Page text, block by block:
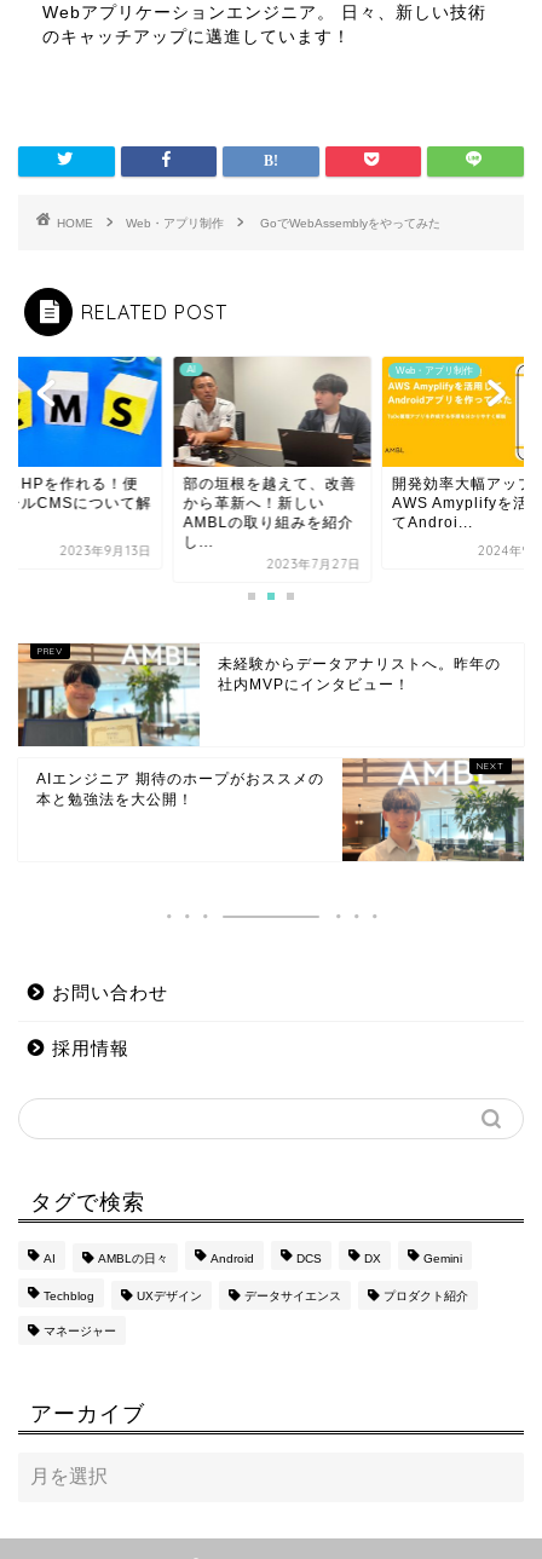
Webアプリケーションエンジニア。 日々、新しい技術
のキャッチアップに邁進しています！
HOME Web・アプリ制作 GoでWebAssemblyをやってみた
RELATED POST
もHPを作れる！便
ールCMSについて解
2023年9月13日
AI
部の垣根を越えて、改善
から革新へ！新しい
AMBLの取り組みを紹介
し...
2023年7月27日
Web・アプリ制作
開発効率大幅アップ
AWS Amyplifyを活
てAndroi...
2024年9
未経験からデータアナリストへ。昨年の
社内MVPにインタビュー！
AIエンジニア 期待のホープがおススメの
本と勉強法を大公開！
お問い合わせ
採用情報
タグで検索
AI AMBLの日々 Android DCS DX Gemini
Techblog UXデザイン データサイエンス プロダクト紹介
マネージャー
アーカイブ